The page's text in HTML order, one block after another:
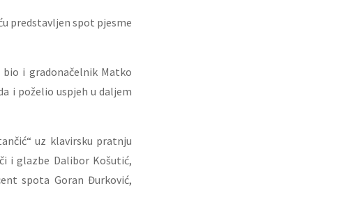
predstavljen spot pjesme
i gradonačelnik Matko
i poželio uspjeh u daljem
uz klavirsku pratnju
i glazbe Dalibor Košutić,
spota Goran Đurković,